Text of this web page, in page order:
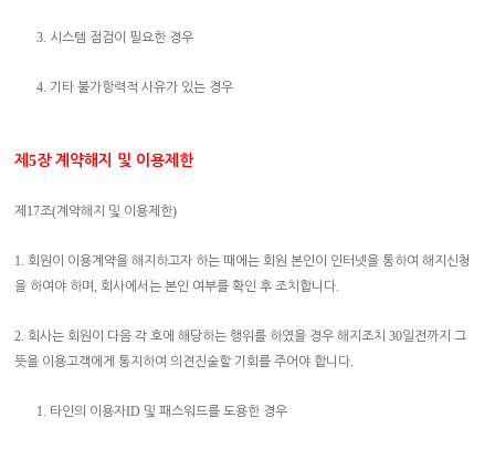
3. 시스템 점검이 필요한 경우
4. 기타 불가항력적 사유가 있는 경우
제5장 계약해지 및 이용제한
제 17조(계약해지 및 이용제한)
1.회원이 이용계약을 해지하고자 하는 때에는 회원 본인이 인터넷을 통하여 해지신청
을 하여야 하며 ,회사에서는 본인 여부를 확인 후 조치합니다.
2.회사는 회원이 다음 각 호에 해당하는 행위를 하였을 경우 해지조치30일전까지 그
뜻을 이용고객에게 통지하여 의견진술할 기회를 주어야 합니다.
1. 타인의 이용자ID 및 패스워드를 도용한 경우